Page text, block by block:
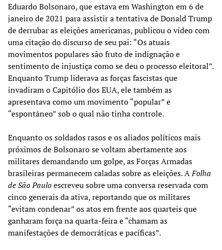
Eduardo Bolsonaro, que estava em Washington em 6 de
janeiro de 2021 para assistir a tentativa de Donald Trump
de derrubar as eleições americanas, publicou o vídeo com
uma citação do discurso de seu pai: “Os atuais
movimentos populares são fruto de indignação e
sentimento de injustiça como se deu o processo eleitoral”.
Enquanto Trump liderava as forças fascistas que
invadiram o Capitólio dos EUA, ele também as
apresentava como um movimento “popular” e
“espontâneo” sob o qual não tinha controle.
Enquanto os soldados rasos e os aliados políticos mais
próximos de Bolsonaro se voltam abertamente aos
militares demandando um golpe, as Forças Armadas
brasileiras permanecem caladas sobre as eleições. AFolha
de São Pauloescreveu sobre uma conversa reservada com
cinco generais da ativa, reportando que os militares
“evitam condenar” os atos em frente aos quarteis que
ganharam força na quarta-feira e “chamam as
manifestações de democráticas e pacíficas”.